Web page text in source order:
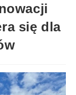
się dla